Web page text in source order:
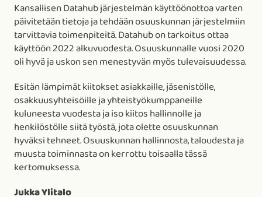
Kansallisen Datahub järjestelmän käyttöönottoa varten
päivitetään tietoja ja tehdään osuuskunnan järjestelmiin
tarvittavia toimenpiteitä. Datahub on tarkoitus ottaa
käyttöön 2022 alkuvuodesta. Osuuskunnalle vuosi 2020
oli hyvä ja uskon sen menestyvän myös tulevaisuudessa.
Esitän lämpimät kiitokset asiakkaille, jäsenistölle,
osakkuusyhteisöille ja yhteistyökumppaneille
kuluneesta vuodesta ja iso kiitos hallinnolle ja
henkilöstölle siitä työstä, jota olette osuuskunnan
hyväksi tehneet. Osuuskunnan hallinnosta, taloudesta ja
muusta toiminnasta on kerrottu toisaalla tässä
kertomuksessa.
Jukka Ylitalo